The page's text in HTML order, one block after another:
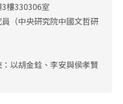
樓330306室
（中央研究院中國文哲研
以胡金銓、李安與侯孝賢